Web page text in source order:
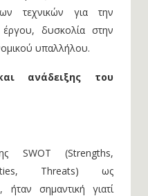
τεχνικών για την
δυσκολία στην
υπαλλήλου.
ανάδειξης του
SWOT (Strengths,
Threats) ως
ήταν σημαντική γιατί